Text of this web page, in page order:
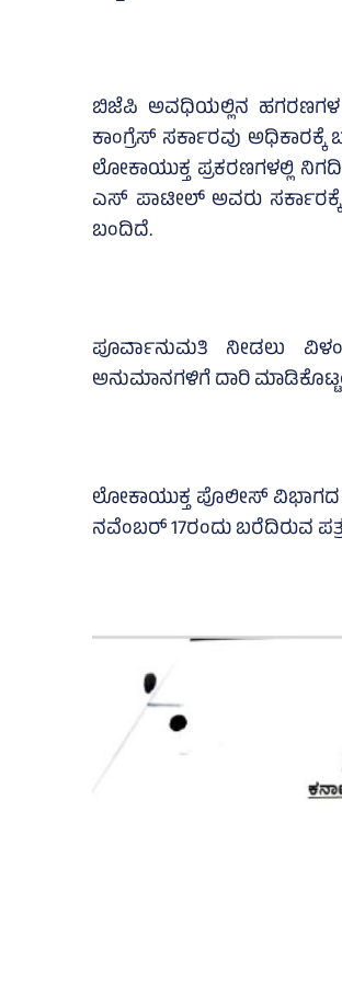
ಬಿಜೆಪಿ ಅವಧಿಯಲ್ಲಿನ ಹಗರಣಗಳ
ಕಾಂಗ್ರೆಸ್‌ ಸರ್ಕಾರವು
ಲೋಕಾಯುಕ್ತ ಪ್ರಕರಣಗಳಲ್ಲಿ
ಎಸ್‌ ಪಾಟೀಲ್‌ ಅವರು ಸರ್ಕಾರಕ್ಕೆ
ಬಂದಿದೆ.
ಪೂರ್ವಾನುಮತಿ ನೀಡಲು
ಅನುಮಾನಗಳಿಗೆ ದಾರಿ
ಲೋಕಾಯುಕ್ತ ಪೊಲೀಸ್‌ ವಿಭಾಗದ
ನವೆಂಬರ್‌ 17ರಂದು ಬರೆದಿರುವ